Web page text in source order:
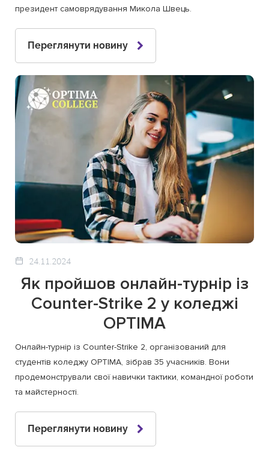
президент самоврядування Микола Швець.
Переглянути новину
24.11.2024
Як пройшов онлайн-турнір із
Counter-Strike 2 у коледжі
OPTIMA
Онлайн-турнір із Counter-Strike 2, організований для
студентів коледжу OPTIMA, зібрав 35 учасників. Вони
продемонстрували свої навички тактики, командної роботи
та майстерності.
Переглянути новину